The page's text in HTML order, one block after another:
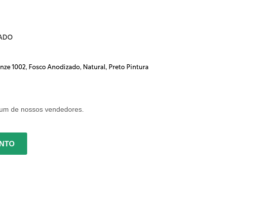
1002, Fosco Anodizado, Natural, Preto Pintura
de nossos vendedores.